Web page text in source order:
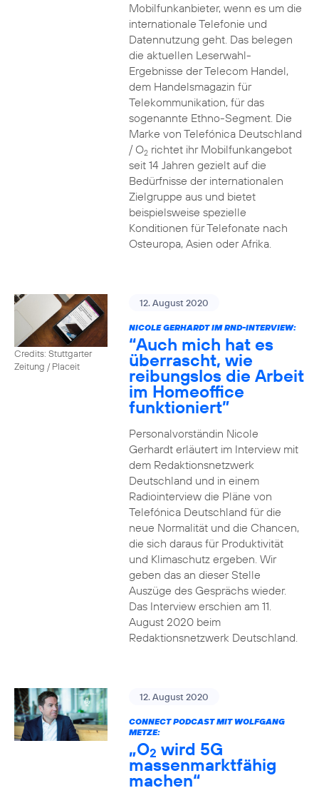
Mobilfunkanbieter, wenn es um die
internationale Telefonie und
Datennutzung geht. Das belegen
die aktuellen Leserwahl-
Ergebnisse der Telecom Handel,
dem Handelsmagazin für
Telekommunikation, für das
sogenannte Ethno-Segment. Die
Marke von Telefónica Deutschland
/ O2richtet ihr Mobilfunkangebot
seit 14 Jahren gezielt auf die
Bedürfnisse der internationalen
Zielgruppe aus und bietet
beispielsweise spezielle
Konditionen für Telefonate nach
Osteuropa, Asien oder Afrika.
Credits: Stuttgarter
Zeitung / Placeit
12. August 2020
NICOLE GERHARDT IM RND-INTERVIEW:
“Auch mich hat es
überrascht, wie
reibungslos die Arbeit
im Homeoffice
funktioniert”
Personalvorständin Nicole
Gerhardt erläutert im Interview mit
dem Redaktionsnetzwerk
Deutschland und in einem
Radiointerview die Pläne von
Telefónica Deutschland für die
neue Normalität und die Chancen,
die sich daraus für Produktivität
und Klimaschutz ergeben. Wir
geben das an dieser Stelle
Auszüge des Gesprächs wieder.
Das Interview erschien am 11.
August 2020 beim
Redaktionsnetzwerk Deutschland.
12. August 2020
CONNECT PODCAST MIT WOLFGANG
METZE:
„O2 wird 5G
massenmarktfähig
machen“